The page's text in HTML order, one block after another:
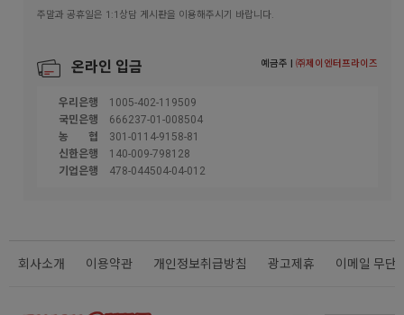
주말과 공휴일은 1:1상담 게시판을 이용해주시기 바랍니다.
온라인 입금 예금주 |㈜제이엔터프라이즈
우리은행
1005-402-119509
국민은행
666237-01-008504
농협301-0114-9158-81
신한은행
140-009-798128
기업은행
478-044504-04-012
회사소개 이용약관 개인정보취급방침 광고제휴 이메일 무단